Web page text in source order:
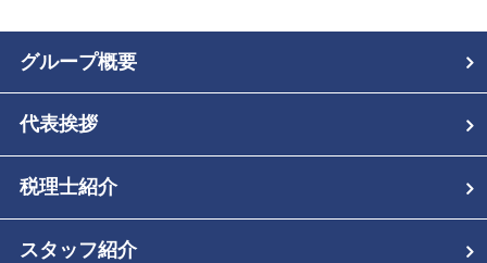
グループ概要
代表挨拶
税理士紹介
スタッフ紹介